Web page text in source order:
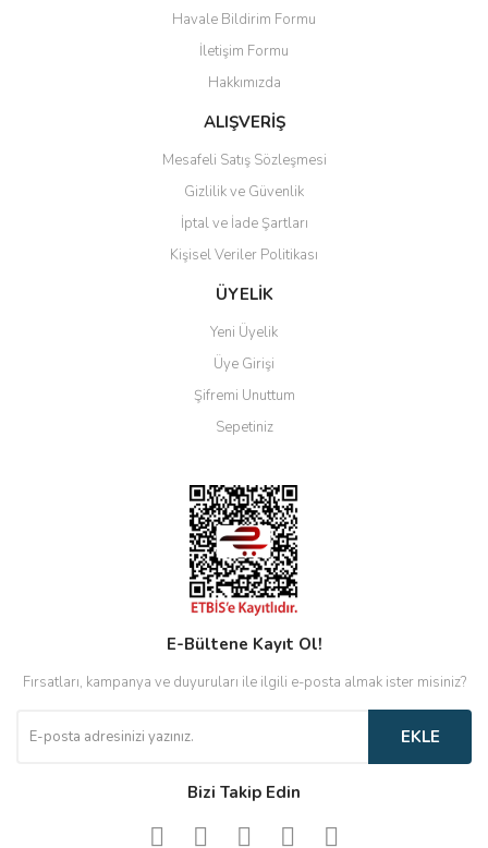
Ürün açıklamasında eksik bilgiler bulunuyor.
Ürün bilgilerinde hatalar bulunuyor.
Ürün fiyatı diğer sitelerden daha pahalı.
Bu ürüne benzer farklı alternatifler olmalı.
Gönder
Havale Bildirim Formu
İletişim Formu
Hakkımızda
ALIŞVERİŞ
Mesafeli Satış Sözleşmesi
Gizlilik ve Güvenlik
İptal ve İade Şartları
Kişisel Veriler Politikası
ÜYELİK
Yeni Üyelik
Üye Girişi
Şifremi Unuttum
Sepetiniz
E-Bültene Kayıt Ol!
Fırsatları, kampanya ve duyuruları ile ilgili e-posta almak ister misiniz?
EKLE
Bizi Takip Edin